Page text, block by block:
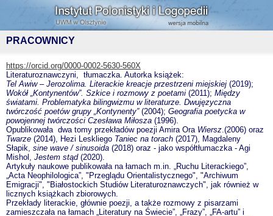
PRACOWNICY
https://orcid.org/0000-0002-5630-560X
Literaturoznawczyni, tłumaczka. Autorka książek:
Tel Awiw – Jerozolima. Literackie kreacje przestrzeni miejskiej (2019);
Wokół „Kontynentów”. Szkice i rozmowy z poetami (2011); Między
światami. Problematyka bilingwizmu w literaturze. Dwujęzyczna
twórczość poetów grupy „Kontynenty” (2004); Geografia poetycka w
powojennej twórczości Czesława Miłosza (1996).
Opublikowała dwa tomy przekładów poezji Amira Ora Wiersz.(2006) oraz
Twarze (2014), Hezi Leskliego Taniec na torach (2017), Magdaleny
Słapik, sine wave / sinusoida (2018) oraz - jako współtłumaczka - Agi
Mishol, Jestem stąd (2020).
Artykuły naukowe publikowała na łamach m.in. „Ruchu Literackiego”,
„Acta Neophilologica”, "Przeglądu Orientalistycznego", "Archiwum
Emigracji", "Białostockich Studiów Literaturoznawczych", jak również w
licznych książkach zbiorowych.
Przekłady literackie, głównie poezji, a także rozmowy z pisarzami
zamieszczała na łamach „Literatury na Świecie”, „Frazy”, „FA-artu” i